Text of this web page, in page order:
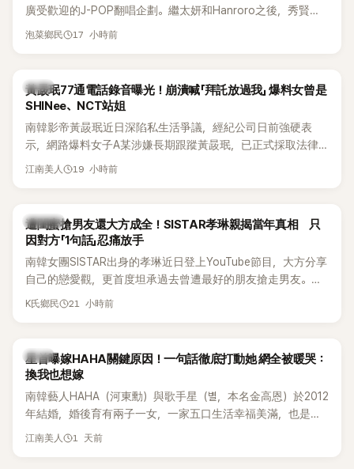
廣受歡迎的J-POP翻唱企劃。繼太妍和Hanroro之後，秀賢已
獲選為第三首翻唱歌曲的主唱，並於近期完成錄音。
泡菜鄉民 17 小時前
韓星
黃晸珉77通電話錄音曝光！崩潰喊「拜託放過我」 爆料女曾是
SHINee、NCT站姐
南韓影帝黃晸珉近日深陷私生活爭議，經紀公司日前強硬表
示，網路爆料女子A某涉嫌長期跟蹤黃晸珉，已正式採取法律
行動。不過，A並未停止發聲，持續透過社群平台公開爆料，反
的錄音內容，而A也首度承認自己過去曾是SHINee、NCT等偶
像團體的「站姐」，事件持續延燒。
江南美人 19 小時前
K-POP
遭閨蜜搶男友還大方成全！SISTAR孝琳親揭當年真相 只
因對方「1句話」忍痛放手
南韓女團SISTAR出身的孝琳近日登上YouTube節目，大方分享
自己的戀愛觀，更首度坦承過去曾遭最好的朋友搶走男友。她
表示，當時選擇瀟灑放手，但如果同樣的事情現在再發生，「我
K氏鄉民 21 小時前
韓星
星首曝嫁HAHA關鍵原因！一句話徹底打動她 網全被暖哭：
換我也想嫁
南韓藝人HAHA（河東勳）與歌手星（별，本名金高恩）於2012
年結婚，婚後育有兩子一女，一家五口生活幸福美滿，也是韓
國演藝圈公認的模範夫妻。近日，星首度公開當年決定嫁給
江南美人 1 天前